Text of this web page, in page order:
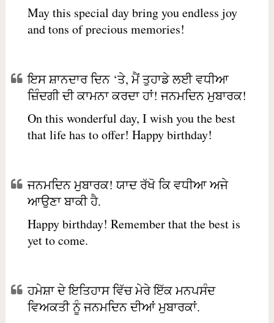
May this special day bring you endless joy
and tons of precious memories!
ਇਸ ਸ਼ਾਨਦਾਰ ਦਿਨ ‘ਤੇ, ਮੈਂ ਤੁਹਾਡੇ ਲਈ ਵਧੀਆ
ਜ਼ਿੰਦਗੀ ਦੀ ਕਾਮਨਾ ਕਰਦਾ ਹਾਂ! ਜਨਮਦਿਨ ਮੁਬਾਰਕ!
On this wonderful day, I wish you the best
that life has to offer! Happy birthday!
ਜਨਮਦਿਨ ਮੁਬਾਰਕ! ਯਾਦ ਰੱਖੋ ਕਿ ਵਧੀਆ ਅਜੇ
ਆਉਣਾ ਬਾਕੀ ਹੈ.
Happy birthday! Remember that the best is
yet to come.
ਹਮੇਸ਼ਾ ਦੇ ਇਤਿਹਾਸ ਵਿੱਚ ਮੇਰੇ ਇੱਕ ਮਨਪਸੰਦ
ਵਿਅਕਤੀ ਨੂੰ ਜਨਮਦਿਨ ਦੀਆਂ ਮੁਬਾਰਕਾਂ.